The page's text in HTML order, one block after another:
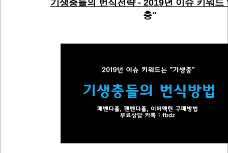
기생충들의 번식전략 - 2019년 이슈 키워드
충"